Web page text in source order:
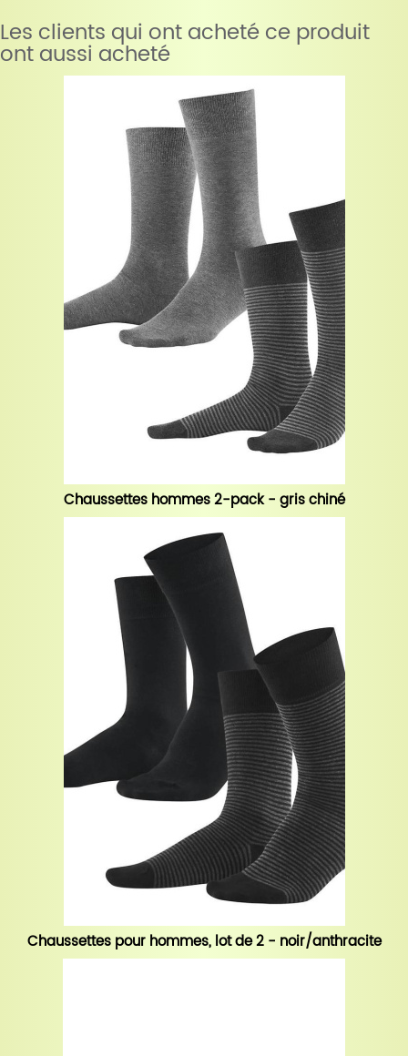
Les clients qui ont acheté ce produit
ont aussi acheté
Chaussettes hommes 2-pack - gris chiné
Chaussettes pour hommes, lot de 2 - noir/anthracite